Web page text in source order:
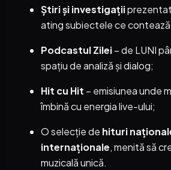
Știri și investigații
ating subiectele ce
Podcastul Zilei– de LUNI
spațiu de analiză și dialog;
Hit cu Hit – emisiunea unde
îmbină cu energia live-ului;
O selecție de hituri
internaționale, menită să
muzicală unică.